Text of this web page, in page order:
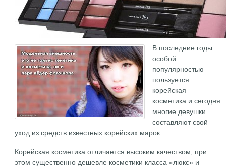
В последние годы
особой
популярностью
пользуется
корейская
косметика и сегодня
многие девушки
составляют свой
уход из средств известных корейских марок.
Корейская косметика отличается высоким качеством, при
этом существенно дешевле косметики класса «люкс» и